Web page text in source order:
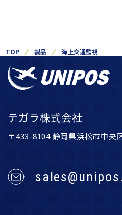
TOP 製品 海上交通監視
テガラ株式会社
〒433-8104 静岡県浜松市中央